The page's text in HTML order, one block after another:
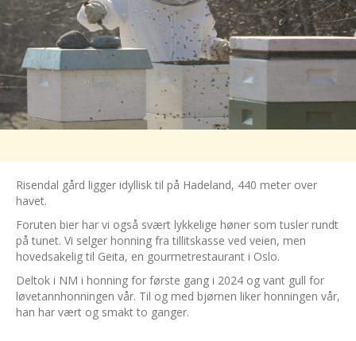
Risendal gård ligger idyllisk til på Hadeland, 440 meter over
havet.
Foruten bier har vi også svært lykkelige høner som tusler rundt
på tunet. Vi selger honning fra tillitskasse ved veien, men
hovedsakelig til Geita, en gourmetrestaurant i Oslo.
Deltok i NM i honning for første gang i 2024 og vant gull for
løvetannhonningen vår. Til og med bjørnen liker honningen vår,
han har vært og smakt to ganger.